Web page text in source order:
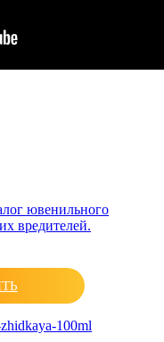
ювенильного
вредителей.